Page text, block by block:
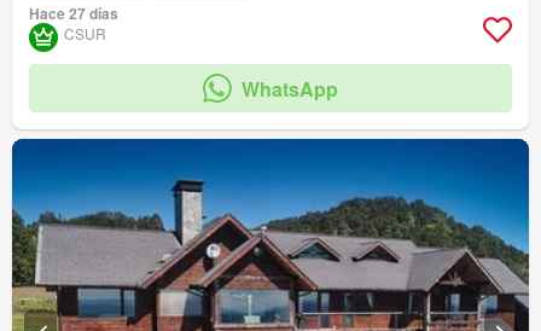
Hace 27 días
CSUR
WhatsApp